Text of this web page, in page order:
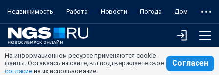
Недвижимость Работа Новости Погода Дом
На информационном ресурсе применяются cookie-
файлы. Оставаясь на сайте, вы подтверждаете свое
согласие на их использование.
Согласен